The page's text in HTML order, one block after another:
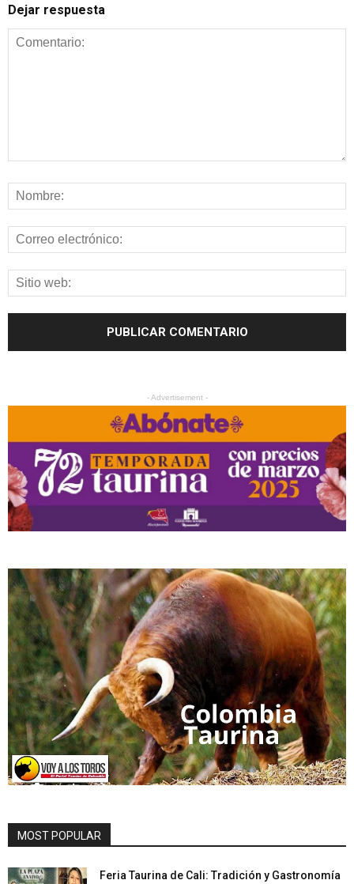
Dejar respuesta
- Advertisement -
MOST POPULAR
Feria Taurina de Cali: Tradición y Gastronomía